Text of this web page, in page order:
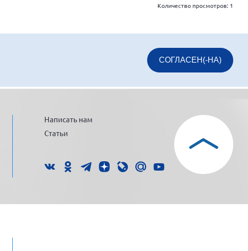
Количество просмотров: 1
СОГЛАСЕН(-НА)
Написать нам
Статьи